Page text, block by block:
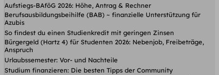
Aufstiegs-BAföG 2026: Höhe, Antrag & Rechner
Berufsausbildungsbeihilfe (BAB) ~ finanzielle Unterstützung für
Azubis
So findest du einen Studienkredit mit geringen Zinsen
Bürgergeld (Hartz 4) für Studenten 2026: Nebenjob, Freibeträge,
Anspruch
Urlaubssemester: Vor- und Nachteile
Studium finanzieren: Die besten Tipps der Community